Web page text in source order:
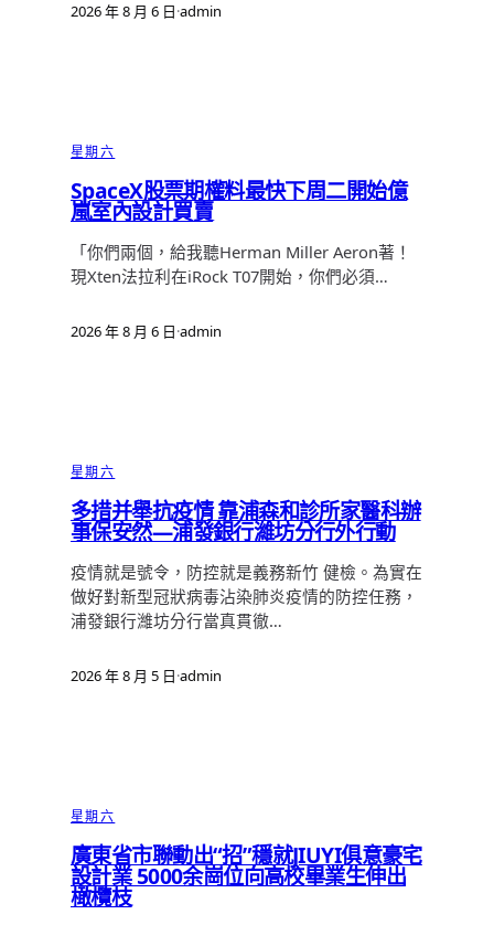
2026 年 8 月 6 日·admin
星期六
SpaceX股票期權料最快下周二開始億
嵐室內設計買賣
「你們兩個，給我聽Herman Miller Aeron著！
現Xten法拉利在iRock T07開始，你們必須…
2026 年 8 月 6 日·admin
星期六
多措并舉抗疫情 靠浦森和診所家醫科辦
事保安然—浦發銀行濰坊分行外行動
疫情就是號令，防控就是義務新竹 健檢。為實在
做好對新型冠狀病毒沾染肺炎疫情的防控任務，
浦發銀行濰坊分行當真貫徹…
2026 年 8 月 5 日·admin
星期六
廣東省市聯動出“招”穩就JIUYI俱意豪宅
設計業 5000余崗位向高校畢業生伸出
橄欖枝